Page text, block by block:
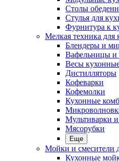
Столы
Стулья для
Фурнитура к
Мелкая техника для
Блендеры и
Вафельницы и
Весы
Дистилляторы
Кофеварки
Кофемолки
Кухонные
Мультиварки
Мясорубки
Еще
Мойки и смесители
Кухонные